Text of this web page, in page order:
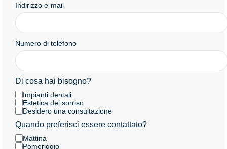
Indirizzo e-mail
Numero di telefono
Di cosa hai bisogno?
Impianti dentali
Estetica del sorriso
Desidero una consultazione
Quando preferisci essere contattato?
Mattina
Pomeriggio